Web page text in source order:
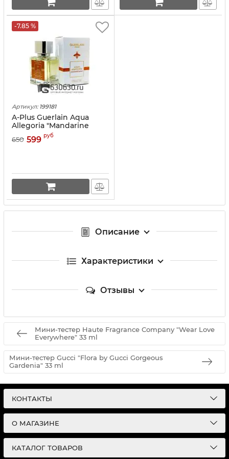
-7.85 %
Артикул: 199181
A-Plus Guerlain Aqua
Allegoria "Mandarine
Basilic" 45 ml
650 599 руб
Описание
Характеристики
Отзывы
Мини-тестер Haute Fragrance Company "Wear Love
Everywhere" 33 ml
Мини-тестер Gucci "Flora by Gucci Gorgeous
Gardenia" 33 ml
КОНТАКТЫ
О МАГАЗИНЕ
КАТАЛОГ ТОВАРОВ